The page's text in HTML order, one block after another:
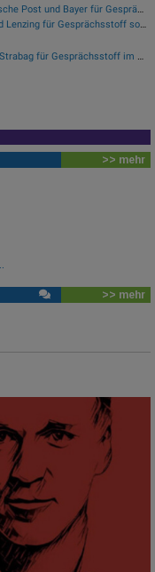
Wie Manz, Pinterest, Infineon, Fresenius, Glencore und Lenzing für Gesprächsstoff sorgten
Wie Lenzing, RBI, Erste Group, voestalpine, AT&S und Strabag für Gesprächsstoff im ATX sorgten
>> mehr
>> mehr